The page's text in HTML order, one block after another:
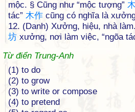
mộc. § Cũng như “mộc tượng” 木
tác” 木作 cũng có nghĩa là
12. (Danh) Xưởng, hiệu, nhà
坊 xưởng, nơi làm việc, “ngõa
Từ điển Trung-Anh
(1) to do
(2) to grow
(3) to write or compose
(4) to pretend